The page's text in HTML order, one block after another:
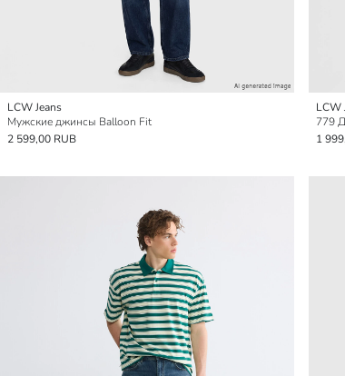
LCW Jeans
Мужские джинсы Balloon Fit
2 599,00 RUB
LCW
779
1